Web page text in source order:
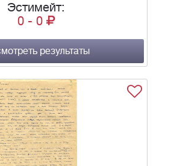
Эстимейт:
0 - 0
результаты